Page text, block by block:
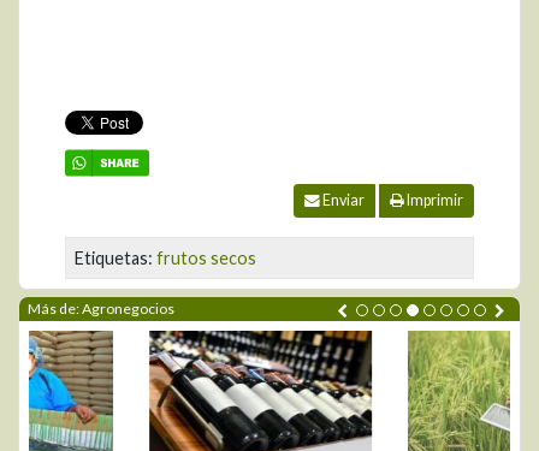
Enviar Imprimir
Etiquetas: frutos secos
Más de: Agronegocios